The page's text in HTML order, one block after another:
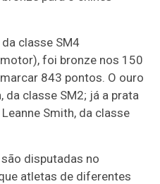
classe SM4
foi bronze nos 150
843 pontos. O ouro
da classe SM2; já a prata
Smith, da classe
disputadas no
atletas de diferentes